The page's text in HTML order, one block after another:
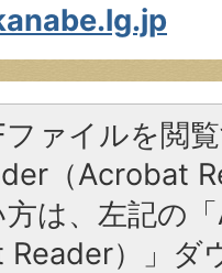
ファイルを閲
（Acrobat
は、左記の
）」ダ